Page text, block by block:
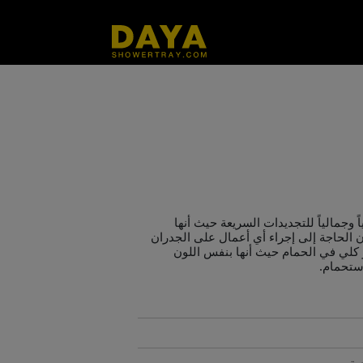
للتجديدات السريعة حيث أنها
الحاجة إلى إجراء أي أعمال على الجدران
كلي في الحمام حيث أنها بنفس اللون